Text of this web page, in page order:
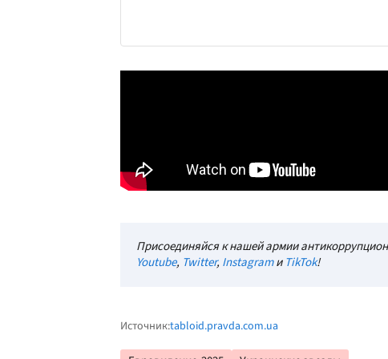
Присоединяйся к нашей армии
Youtube, Twitter, InstagramиTikTok!
Источник:tabloid.pravda.com.ua